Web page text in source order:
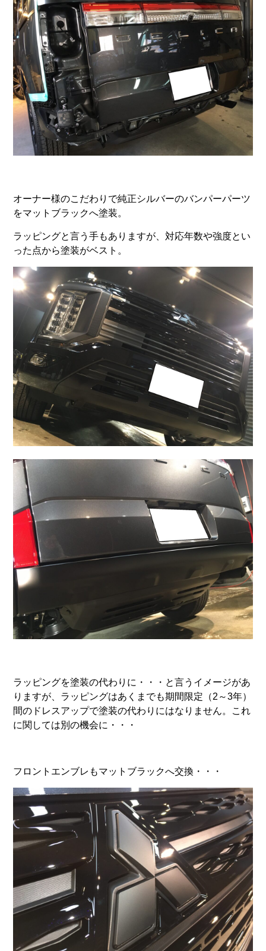
オーナー様のこだわりで純正シルバーのバンパーパーツ
をマットブラックへ塗装。
ラッピングと言う手もありますが、対応年数や強度とい
った点から塗装がベスト。
ラッピングを塗装の代わりに・・・と言うイメージがあ
りますが、ラッピングはあくまでも期間限定（2～3年）
間のドレスアップで塗装の代わりにはなりません。これ
に関しては別の機会に・・・
フロントエンブレもマットブラックへ交換・・・